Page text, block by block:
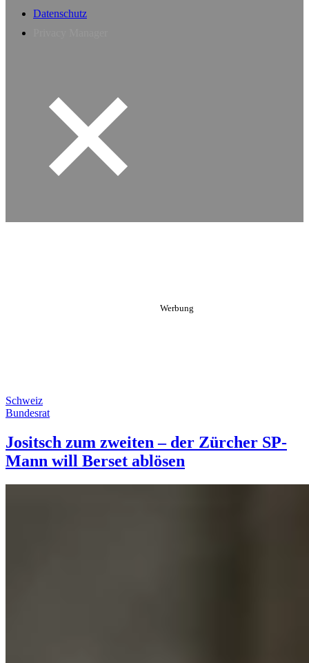
Datenschutz
Schweiz
Bundesrat
Jositsch zum zweiten – der Zürcher SP-
Mann will Berset ablösen